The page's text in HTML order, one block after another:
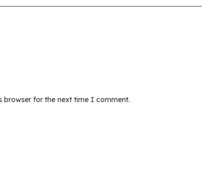
browser for the next time I comment.